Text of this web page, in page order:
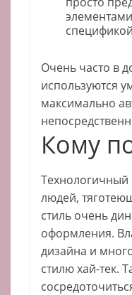
Очень часто в
используются
максимально
Кому
Технологичный
людей,
стиль очень
оформления.
дизайна и
стилю хай-тек.